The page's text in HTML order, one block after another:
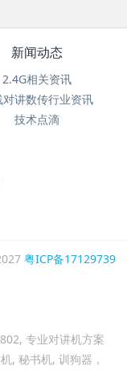
新闻动态
2.4G相关资讯
对讲数传行业资讯
技术点滴
粤ICP备17129739
专业对讲机方案
, 秘书机, 训狗器，